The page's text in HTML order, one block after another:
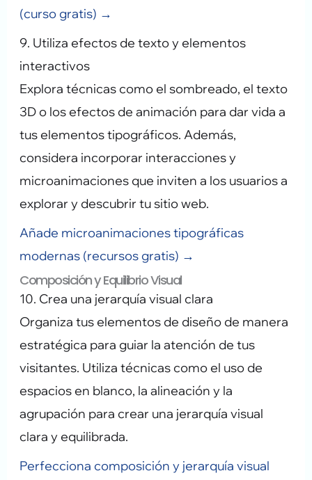
(curso gratis) →
9. Utiliza efectos de texto y elementos
interactivos
Explora técnicas como el sombreado, el texto
3D o los efectos de animación para dar vida a
tus elementos tipográficos. Además,
considera incorporar interacciones y
microanimaciones que inviten a los usuarios a
explorar y descubrir tu sitio web.
Añade microanimaciones tipográficas
modernas (recursos gratis) →
Composición y Equilibrio Visual
10. Crea una jerarquía visual clara
Organiza tus elementos de diseño de manera
estratégica para guiar la atención de tus
visitantes. Utiliza técnicas como el uso de
espacios en blanco, la alineación y la
agrupación para crear una jerarquía visual
clara y equilibrada.
Perfecciona composición y jerarquía visual